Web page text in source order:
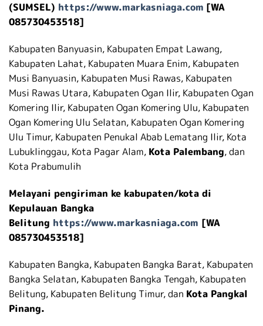
(SUMSEL) https://www.markasniaga.com [WA
085730453518]
Kabupaten Banyuasin, Kabupaten Empat Lawang,
Kabupaten Lahat, Kabupaten Muara Enim, Kabupaten
Musi Banyuasin, Kabupaten Musi Rawas, Kabupaten
Musi Rawas Utara, Kabupaten Ogan Ilir, Kabupaten Ogan
Komering Ilir, Kabupaten Ogan Komering Ulu, Kabupaten
Ogan Komering Ulu Selatan, Kabupaten Ogan Komering
Ulu Timur, Kabupaten Penukal Abab Lematang Ilir, Kota
Lubuklinggau, Kota Pagar Alam, Kota Palembang, dan
Kota Prabumulih
Melayani pengiriman ke kabupaten/kota di
Kepulauan Bangka
Belitung https://www.markasniaga.com [WA
085730453518]
Kabupaten Bangka, Kabupaten Bangka Barat, Kabupaten
Bangka Selatan, Kabupaten Bangka Tengah, Kabupaten
Belitung, Kabupaten Belitung Timur, dan Kota Pangkal
Pinang.